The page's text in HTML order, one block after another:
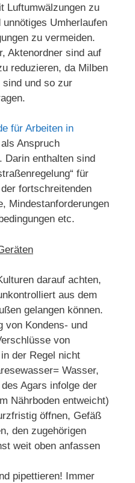
Luftumwälzungen zu
Umherlaufen
zu vermeiden.
Aktenordner sind auf
reduzieren, da Milben
sind und so zur
für Arbeiten in
als Anspruch
Darin enthalten sind
für
fortschreitenden
Mindestanforderungen
etc.
darauf achten,
aus dem
gelangen können.
von Kondens- und
von
der Regel nicht
Wasser,
Agars infolge der
Nährboden entweicht)
öffnen, Gefäß
den zugehörigen
weit oben anfassen
pipettieren! Immer